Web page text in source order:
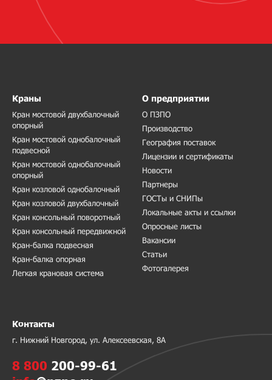
Краны
Кран мостовой двухбалочный
опорный
Кран мостовой однобалочный
подвесной
Кран мостовой однобалочный
опорный
Кран козловой однобалочный
Кран козловой двухбалочный
Кран консольный поворотный
Кран консольный передвижной
Кран-балка подвесная
Кран-балка опорная
Легкая крановая система
О предприятии
О ПЗПО
Производство
География поставок
Лицензии и сертификаты
Новости
Партнеры
ГОСТы и СНИПы
Локальные акты и ссылки
Опросные листы
Вакансии
Статьи
Фотогалерея
Контакты
г. Нижний Новгород, ул. Алексеевская, 8А
8 800 200-99-61